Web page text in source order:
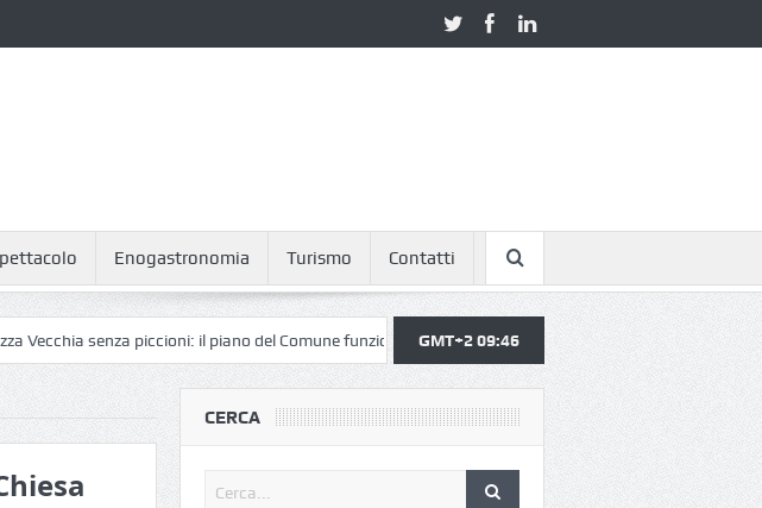
Enogastronomia Turismo Contatti
piccioni: il piano del Comune funziona Non solo caro carburante, ma anche rifornimenti a
GMT+2 09:46
CERCA